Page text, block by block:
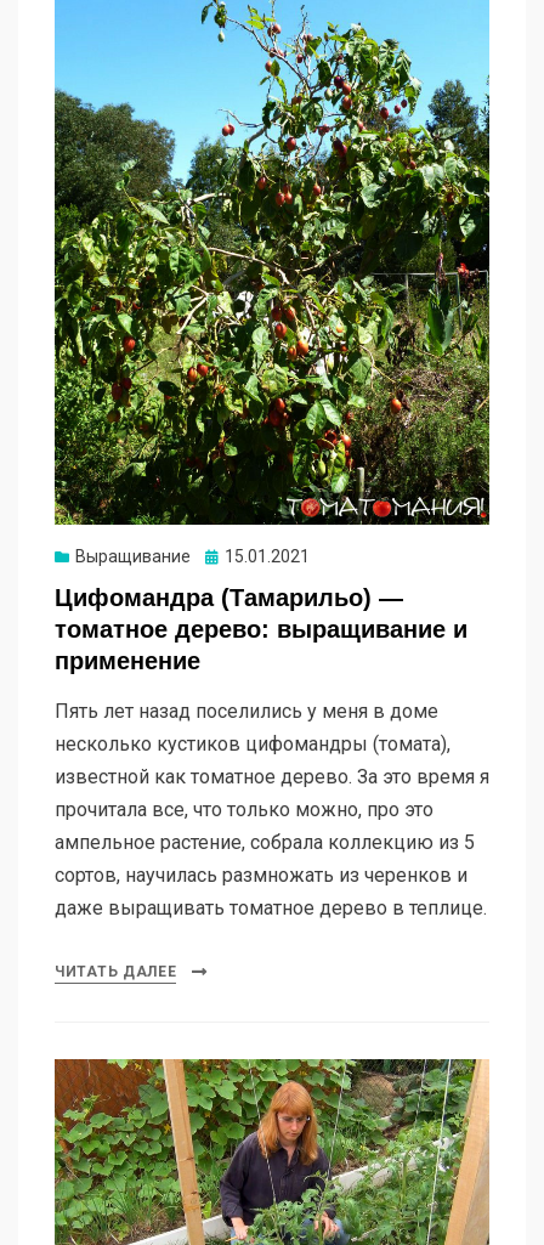
Выращивание Опубликовано
15.01.2021
Цифомандра (Тамарильо) —
томатное дерево: выращивание и
применение
Пять лет назад поселились у меня в доме
несколько кустиков цифомандры (томата),
известной как томатное дерево. За это время я
прочитала все, что только можно, про это
ампельное растение, собрала коллекцию из 5
сортов, научилась размножать из черенков и
даже выращивать томатное дерево в теплице.
ЧИТАТЬ ДАЛЕЕ